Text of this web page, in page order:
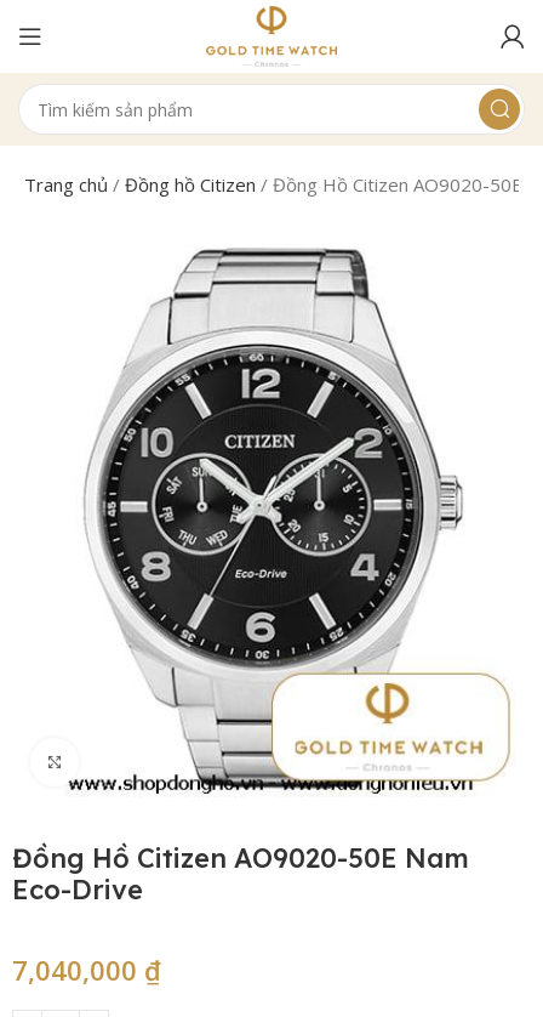
Trang chủ /Đồng hồ Citizen /Đồng Hồ Citizen AO9020-50E
Click to enlarge
Đồng Hồ Citizen AO9020-50E Nam
Eco-Drive
7,040,000 ₫